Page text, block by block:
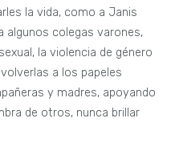
la vida, como a Janis
algunos colegas varones,
la violencia de género
a los papeles
y madres, apoyando
de otros, nunca brillar